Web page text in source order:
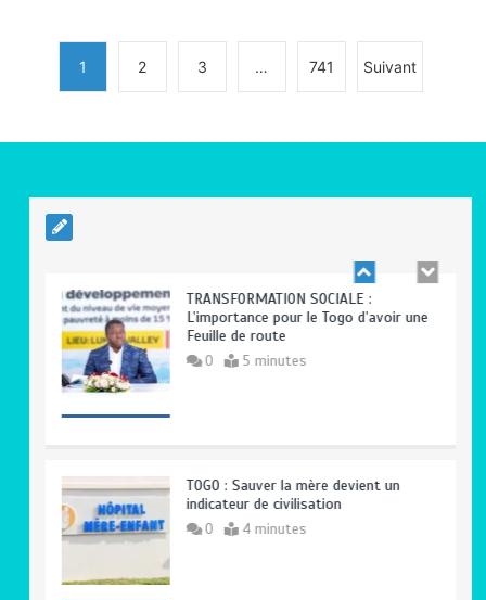
1 2 3 … 741 Suivant
TRANSFORMATION SOCIALE :
L’importance pour le Togo d’avoir une
Feuille de route
0 5 minutes
TOGO : Sauver la mère devient un
indicateur de civilisation
0 4 minutes